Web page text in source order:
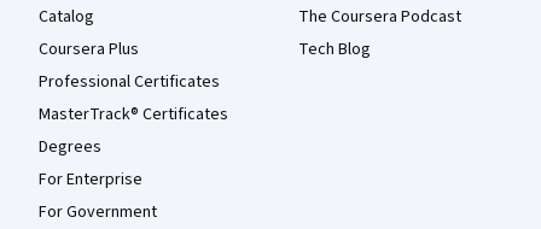
Catalog
Coursera Plus
Professional Certificates
MasterTrack® Certificates
Degrees
For Enterprise
For Government
The Coursera Podcast
Tech Blog